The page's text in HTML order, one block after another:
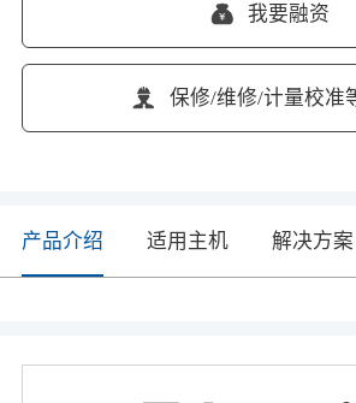
我要融资
保修/维修/计量校准
产品介绍 适用主机 解决方案